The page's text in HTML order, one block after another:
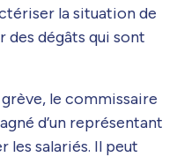
la situation de
des dégâts qui sont
le commissaire
d’un représentant
salariés. Il peut